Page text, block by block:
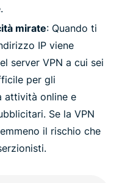
mirate: Quando ti
IP viene
server VPN a cui sei
per gli
attività online e
Se la VPN
il rischio che